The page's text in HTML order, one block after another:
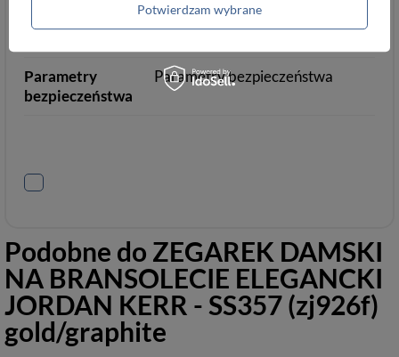
Złoty Złoty
Parametry
bezpieczeństwa
Parametry bezpieczeństwa
Podobne do ZEGAREK DAMSKI
NA BRANSOLECIE ELEGANCKI
JORDAN KERR - SS357 (zj926f)
gold/graphite
Potwierdzam wybrane